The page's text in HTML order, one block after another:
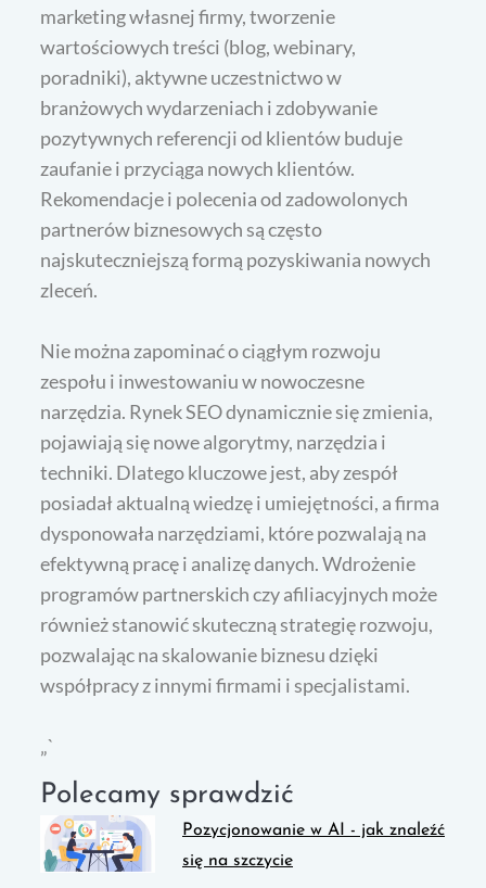
marketing własnej firmy, tworzenie
wartościowych treści (blog, webinary,
poradniki), aktywne uczestnictwo w
branżowych wydarzeniach i zdobywanie
pozytywnych referencji od klientów buduje
zaufanie i przyciąga nowych klientów.
Rekomendacje i polecenia od zadowolonych
partnerów biznesowych są często
najskuteczniejszą formą pozyskiwania nowych
zleceń.
Nie można zapominać o ciągłym rozwoju
zespołu i inwestowaniu w nowoczesne
narzędzia. Rynek SEO dynamicznie się zmienia,
pojawiają się nowe algorytmy, narzędzia i
techniki. Dlatego kluczowe jest, aby zespół
posiadał aktualną wiedzę i umiejętności, a firma
dysponowała narzędziami, które pozwalają na
efektywną pracę i analizę danych. Wdrożenie
programów partnerskich czy afiliacyjnych może
również stanowić skuteczną strategię rozwoju,
pozwalając na skalowanie biznesu dzięki
współpracy z innymi firmami i specjalistami.
„`
Polecamy sprawdzić
Pozycjonowanie w AI - jak znaleźć
się na szczycie